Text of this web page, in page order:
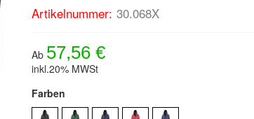
Artikelnummer: 30.068X
Ab 57,56 €
inkl.20% MWSt
Farben